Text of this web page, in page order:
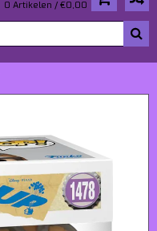
0 Artikelen / €0,00